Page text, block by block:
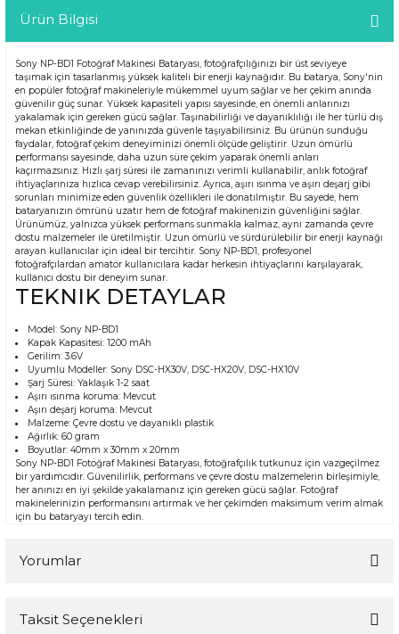
Ürün Bilgisi
Sony NP-BD1 Fotoğraf Makinesi Bataryası, fotoğrafçılığınızı bir üst seviyeye
taşımak için tasarlanmış yüksek kaliteli bir enerji kaynağıdır. Bu batarya, Sony'nin
en popüler fotoğraf makineleriyle mükemmel uyum sağlar ve her çekim anında
güvenilir güç sunar. Yüksek kapasiteli yapısı sayesinde, en önemli anlarınızı
yakalamak için gereken gücü sağlar. Taşınabilirliği ve dayanıklılığı ile her türlü dış
mekan etkinliğinde de yanınızda güvenle taşıyabilirsiniz. Bu ürünün sunduğu
faydalar, fotoğraf çekim deneyiminizi önemli ölçüde geliştirir. Uzun ömürlü
performansı sayesinde, daha uzun süre çekim yaparak önemli anları
kaçırmazsınız. Hızlı şarj süresi ile zamanınızı verimli kullanabilir, anlık fotoğraf
ihtiyaçlarınıza hızlıca cevap verebilirsiniz. Ayrıca, aşırı ısınma ve aşırı deşarj gibi
sorunları minimize eden güvenlik özellikleri ile donatılmıştır. Bu sayede, hem
bataryanızın ömrünü uzatır hem de fotoğraf makinenizin güvenliğini sağlar.
Ürünümüz, yalnızca yüksek performans sunmakla kalmaz, aynı zamanda çevre
dostu malzemeler ile üretilmiştir. Uzun ömürlü ve sürdürülebilir bir enerji kaynağı
arayan kullanıcılar için ideal bir tercihtir. Sony NP-BD1, profesyonel
fotoğrafçılardan amatör kullanıcılara kadar herkesin ihtiyaçlarını karşılayarak,
kullanıcı dostu bir deneyim sunar.
TEKNIK DETAYLAR
Model: Sony NP-BD1
Kapak Kapasitesi: 1200 mAh
Gerilim: 3.6V
Uyumlu Modeller: Sony DSC-HX30V, DSC-HX20V, DSC-HX10V
Şarj Süresi: Yaklaşık 1-2 saat
Aşırı ısınma koruma: Mevcut
Aşırı deşarj koruma: Mevcut
Malzeme: Çevre dostu ve dayanıklı plastik
Ağırlık: 60 gram
Boyutlar: 40mm x 30mm x 20mm
Sony NP-BD1 Fotoğraf Makinesi Bataryası, fotoğrafçılık tutkunuz için vazgeçilmez
bir yardımcıdır. Güvenilirlik, performans ve çevre dostu malzemelerin birleşimiyle,
her anınızı en iyi şekilde yakalamanız için gereken gücü sağlar. Fotoğraf
makinelerinizin performansını artırmak ve her çekimden maksimum verim almak
için bu bataryayı tercih edin.
Yorumlar
Taksit Seçenekleri